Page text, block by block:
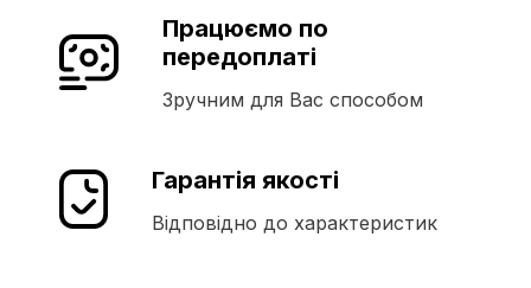
Працюємо по
передоплаті
Зручним для Вас способом
Гарантія якості
Відповідно до характеристик